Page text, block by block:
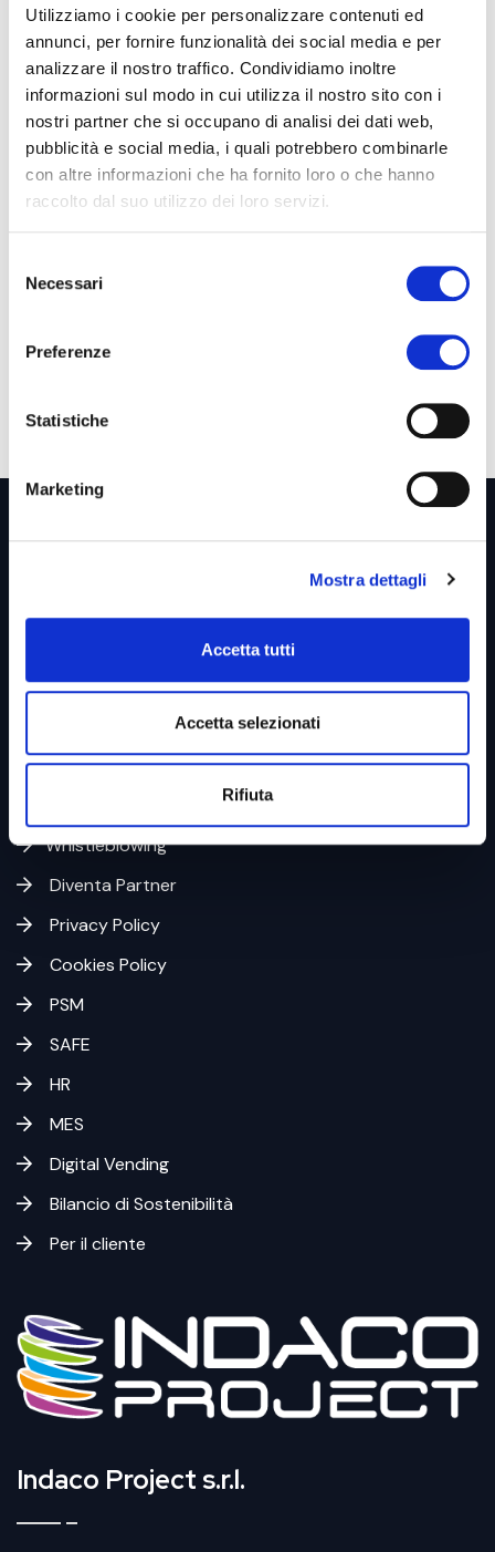
Utilizziamo i cookie per personalizzare contenuti ed
annunci, per fornire funzionalità dei social media e per
analizzare il nostro traffico. Condividiamo inoltre
informazioni sul modo in cui utilizza il nostro sito con i
nostri partner che si occupano di analisi dei dati web,
pubblicità e social media, i quali potrebbero combinarle
con altre informazioni che ha fornito loro o che hanno
raccolto dal suo utilizzo dei loro servizi.
delNecessari
Preferenze
Statistiche
Marketing
Mostra dettagli
Accetta tutti
Accetta selezionati
Rifiuta
Invia
Indaco Project srl
Link utili &Business Unit
Azienda
Whistleblowing
Diventa Partner
Privacy Policy
Cookies Policy
PSM
SAFE
HR
MES
Digital Vending
Bilancio di Sostenibilità
Per il cliente
Indaco Project s.r.l.